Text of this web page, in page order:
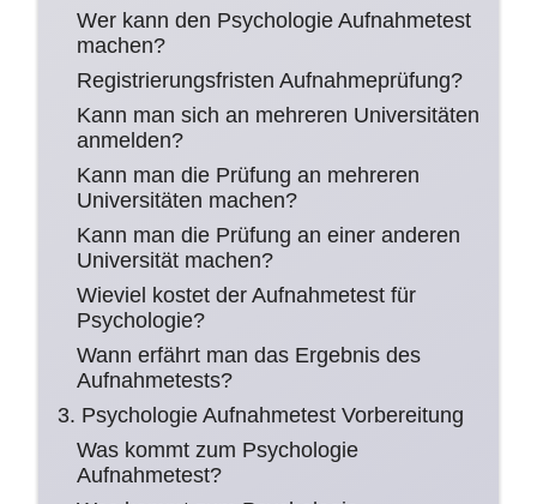
Wer kann den Psychologie Aufnahmetest
machen?
Registrierungsfristen Aufnahmeprüfung?
Kann man sich an mehreren Universitäten
anmelden?
Kann man die Prüfung an mehreren
Universitäten machen?
Kann man die Prüfung an einer anderen
Universität machen?
Wieviel kostet der Aufnahmetest für
Psychologie?
Wann erfährt man das Ergebnis des
Aufnahmetests?
3. Psychologie Aufnahmetest Vorbereitung
Was kommt zum Psychologie
Aufnahmetest?